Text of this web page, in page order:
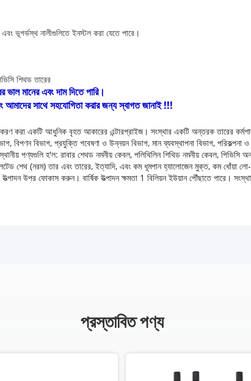
ভূগর্ভস্থ নালীগুলিতে ইনস্টল করা যেতে পারে।
শিথড তারের
মানের এবং দাম দিতে পারি।
আমাদের সাথে সহযোগিতা করার জন্য স্বাগত জানাই !!!
করা একটি আধুনিক বৃহত আকারের এন্টারপ্রাইজ। সংস্থার একটি অন্তরক তারের
বিপণন বিভাগ, প্রযুক্তি গবেষণা ও উন্নয়ন বিভাগ, মান ব্যবস্থাপনা বিভাগ, পরিকল্পনা
পণ্যগুলি হ'ল: রাবার শেথড নমনীয় কেবল, পলিথিলিন শিথিড নমনীয় কেবল,
শেথ (নরম) তার এবং তারের, ইত্যাদি, এবং কম ধূমপান হ্যালোজেন মুক্ত, কম
উত্পাদন উপর ফোকাস করুন। বার্ষিক উত্পাদন ক্ষমতা 1 বিলিয়ন ইউয়ান পৌঁছাতে পারে।
প্রস্তাবিত পণ্য